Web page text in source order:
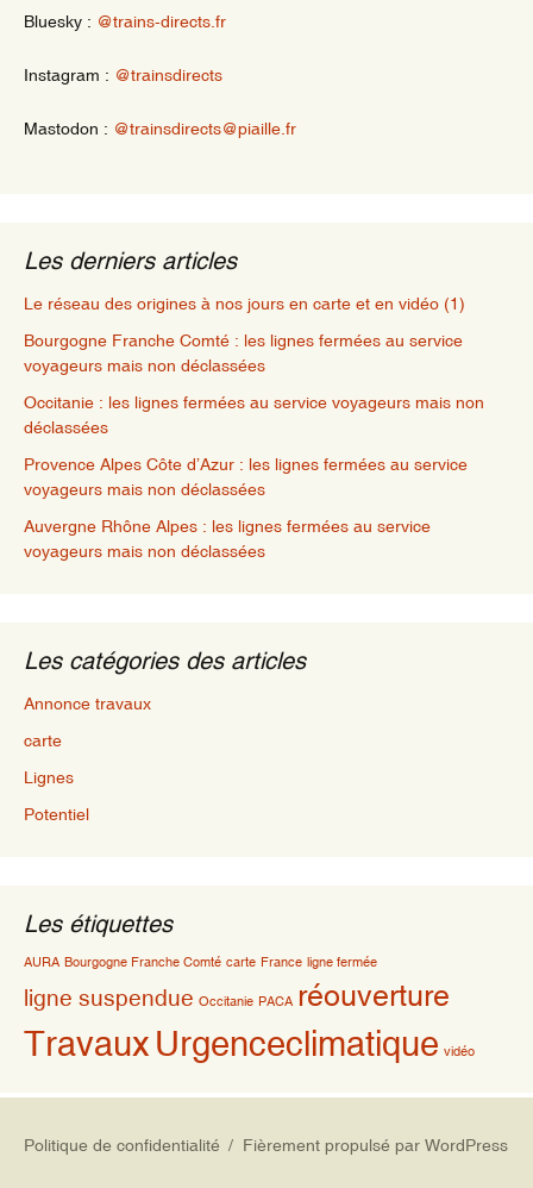
Bluesky : @trains-directs.fr
Instagram : @trainsdirects
Mastodon : @trainsdirects@piaille.fr
Les derniers articles
Le réseau des origines à nos jours en carte et en vidéo (1)
Bourgogne Franche Comté : les lignes fermées au service
voyageurs mais non déclassées
Occitanie : les lignes fermées au service voyageurs mais non
déclassées
Provence Alpes Côte d’Azur : les lignes fermées au service
voyageurs mais non déclassées
Auvergne Rhône Alpes : les lignes fermées au service
voyageurs mais non déclassées
Les catégories des articles
Annonce travaux
carte
Lignes
Potentiel
Les étiquettes
AURA Bourgogne Franche Comté carte France ligne fermée
ligne suspendue Occitanie PACA réouverture
Travaux Urgenceclimatique vidéo
Politique de confidentialité Fièrement propulsé par WordPress